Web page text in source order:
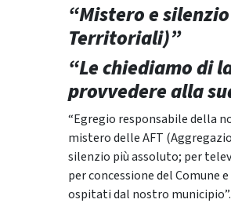
“Mistero e
Territoriali)”
“Le chiediamo di
provvedere alla
“Egregio responsabile della
mistero delle AFT
silenzio più assoluto; per
per concessione del Comune
ospitati dal nostro municipio”.